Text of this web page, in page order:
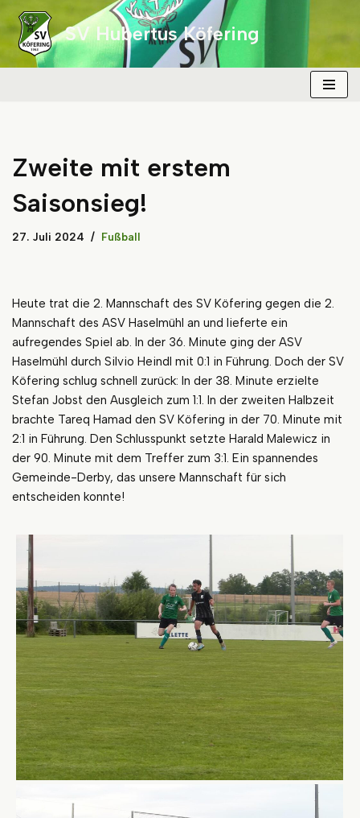
Zum
Inhalt
SV Hubertus Köfering
Zweite mit erstem
Saisonsieg!
27. Juli 2024 Fußball
Heute trat die 2. Mannschaft des SV Köfering gegen die 2.
Mannschaft des ASV Haselmühl an und lieferte ein
aufregendes Spiel ab. In der 36. Minute ging der ASV
Haselmühl durch Silvio Heindl mit 0:1 in Führung. Doch der SV
Köfering schlug schnell zurück: In der 38. Minute erzielte
Stefan Jobst den Ausgleich zum 1:1. In der zweiten Halbzeit
brachte Tareq Hamad den SV Köfering in der 70. Minute mit
2:1 in Führung. Den Schlusspunkt setzte Harald Malewicz in
der 90. Minute mit dem Treffer zum 3:1. Ein spannendes
Gemeinde-Derby, das unsere Mannschaft für sich
entscheiden konnte!